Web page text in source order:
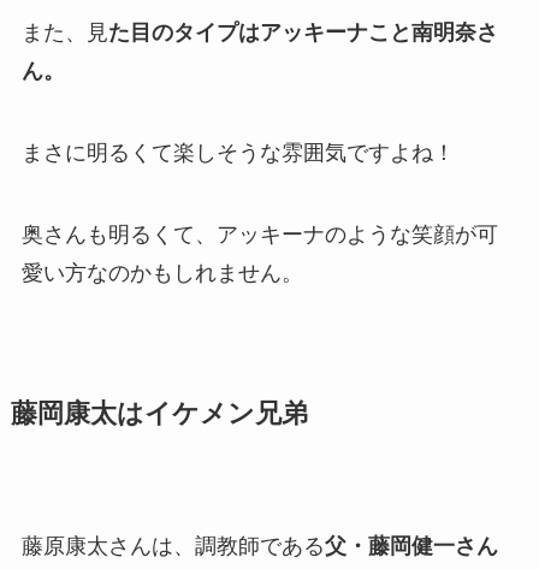
また、見た目のタイプはアッキーナこと南明奈さ
ん。
まさに明るくて楽しそうな雰囲気ですよね！
奥さんも明るくて、アッキーナのような笑顔が可
愛い方なのかもしれません。
藤岡康太はイケメン兄弟
藤原康太さんは、調教師である父・藤岡健一さん